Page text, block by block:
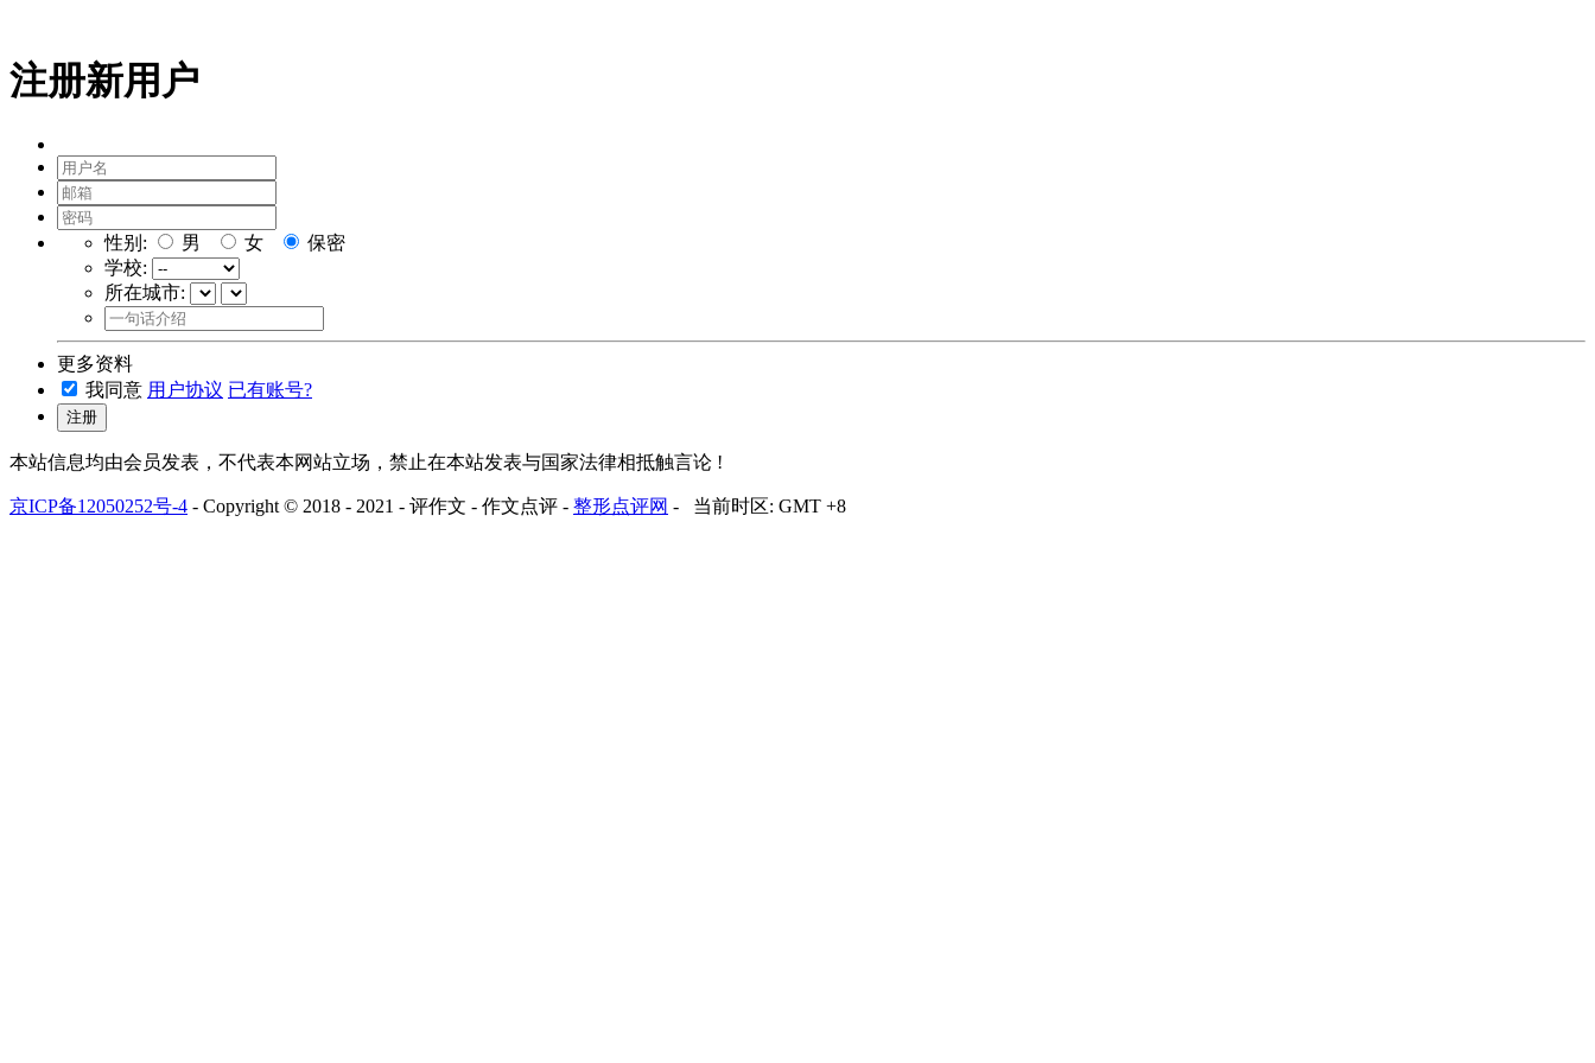
注册新用户
性别: 男 女
保密
学校:
所在城市:
更多资料
我同意 用户协议 已有账号?
注册
本站信息均由会员发表，不代表本网站立场，禁止在本站发表与国家法律相抵触言论 !
京ICP备12050252号-4 - Copyright © 2018 - 2021 - 评作文 - 作文点评 - 整形点评网 - 当前时区: GMT +8